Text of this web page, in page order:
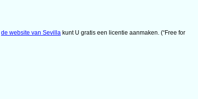
de website van Sevilla kunt U gratis een licentie aanmaken. (“Free for